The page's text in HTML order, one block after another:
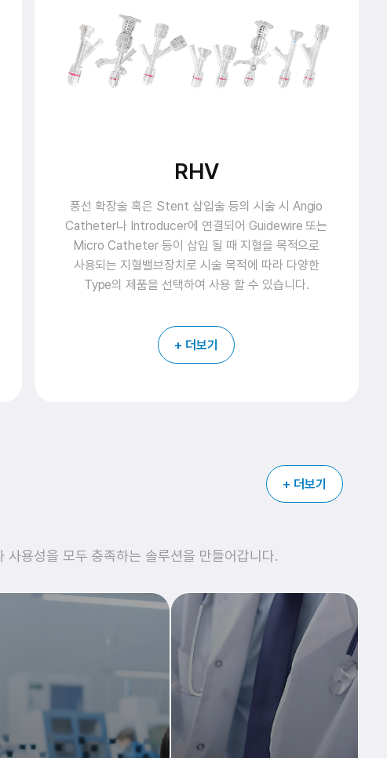
Control Syringe
혈관중재 시술 시 필수적으로 연결되는 Normal Saline,
Contrast Media 등을 유도카테터를 통해 환자에게
주입할 때 사용하는 주사기 입니다.
용성을 모두 충족하는 솔루션을 만들어갑니다.
+ 더보기